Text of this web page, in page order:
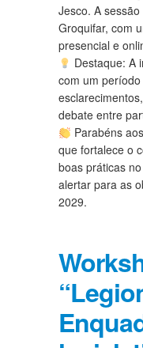
Jesco. A
Groquifar, com
presencial e
Destaque: A
com um
debate entre
Parabéns
que fortalece o
boas práticas
alertar para as
2029.